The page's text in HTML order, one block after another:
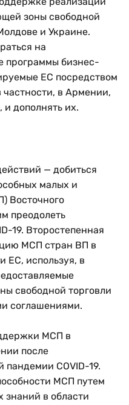
зоны свободной
и Украине.
на
программы бизнес-
ЕС посредством
в Армении,
и дополнять их.
— добиться
малых и
Восточного
преодолеть
19. Второстепенная
МСП стран ВП в
ЕС, используя, в
свободной торговли
соглашениями.
МСП в
после
пандемии COVID-19.
МСП путем
знаний в области